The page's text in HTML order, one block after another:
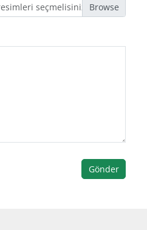
seçmelisiniz
Gönder